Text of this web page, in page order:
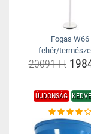
Fogas W66
fehér/
20091 Ft
ÚJDONSÁG